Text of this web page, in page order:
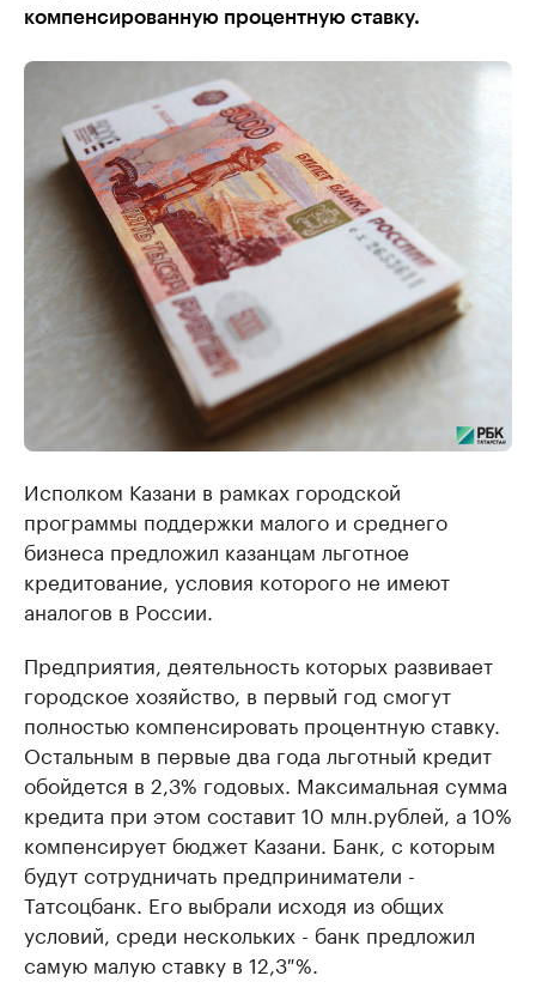
компенсированную процентную ставку.
Исполком Казани в рамках городской
программы поддержки малого и среднего
бизнеса предложил казанцам льготное
кредитование, условия которого не имеют
аналогов в России.
Предприятия, деятельность которых развивает
городское хозяйство, в первый год смогут
полностью компенсировать процентную ставку.
Остальным в первые два года льготный кредит
обойдется в 2,3% годовых. Максимальная сумма
кредита при этом составит 10 млн.рублей, а 10%
компенсирует бюджет Казани. Банк, с которым
будут сотрудничать предприниматели -
Татсоцбанк. Его выбрали исходя из общих
условий, среди нескольких - банк предложил
самую малую ставку в 12,3 %.